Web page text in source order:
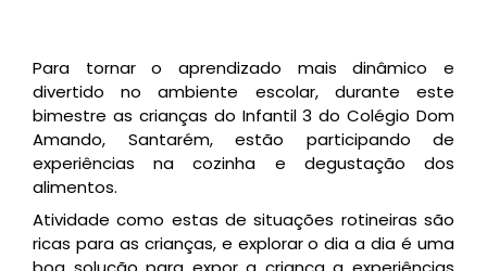
Para tornar o aprendizado mais dinâmico e
divertido no ambiente escolar, durante este
bimestre as crianças do Infantil 3 do Colégio Dom
Amando, Santarém, estão participando de
experiências na cozinha e degustação dos
alimentos.
Atividade como estas de situações rotineiras são
ricas para as crianças, e explorar o dia a dia é uma